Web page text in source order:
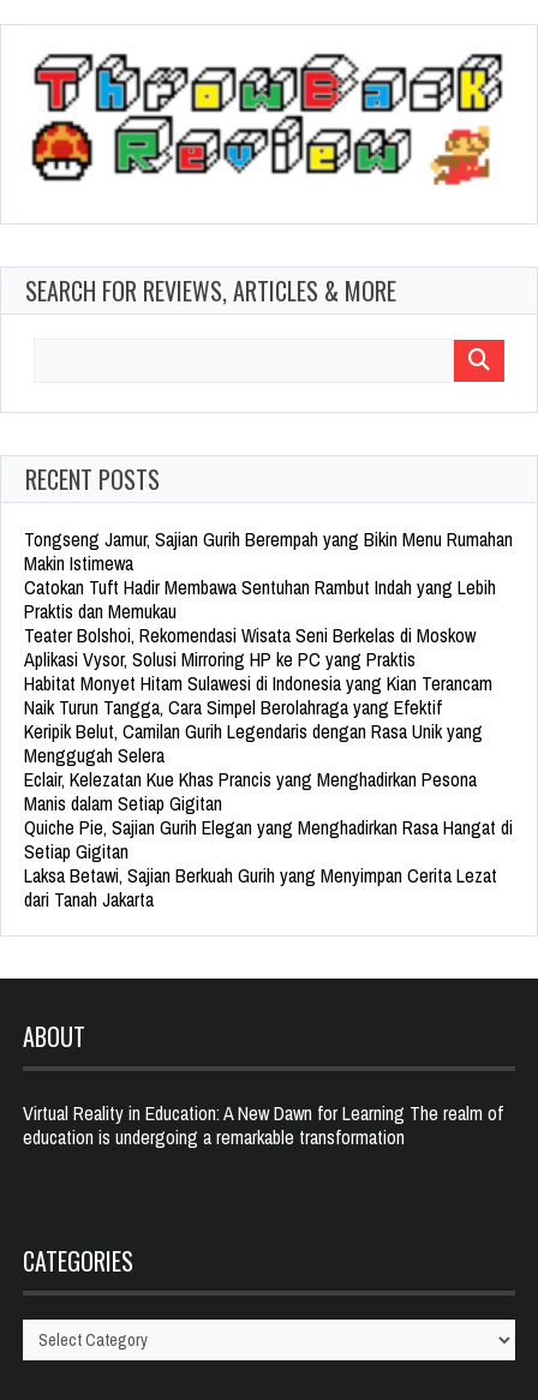
SEARCH FOR REVIEWS, ARTICLES & MORE
RECENT POSTS
Tongseng Jamur, Sajian Gurih Berempah yang Bikin Menu Rumahan
Makin Istimewa
Catokan Tuft Hadir Membawa Sentuhan Rambut Indah yang Lebih
Praktis dan Memukau
Teater Bolshoi, Rekomendasi Wisata Seni Berkelas di Moskow
Aplikasi Vysor, Solusi Mirroring HP ke PC yang Praktis
Habitat Monyet Hitam Sulawesi di Indonesia yang Kian Terancam
Naik Turun Tangga, Cara Simpel Berolahraga yang Efektif
Keripik Belut, Camilan Gurih Legendaris dengan Rasa Unik yang
Menggugah Selera
Eclair, Kelezatan Kue Khas Prancis yang Menghadirkan Pesona
Manis dalam Setiap Gigitan
Quiche Pie, Sajian Gurih Elegan yang Menghadirkan Rasa Hangat di
Setiap Gigitan
Laksa Betawi, Sajian Berkuah Gurih yang Menyimpan Cerita Lezat
dari Tanah Jakarta
ABOUT
Virtual Reality in Education: A New Dawn for Learning The realm of
education is undergoing a remarkable transformation
CATEGORIES
Categories